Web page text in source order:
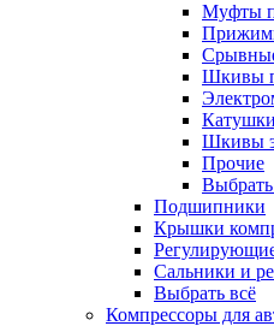
Муфты
Шкивы
Катушки
Шкивы
Прочие
Выбрать
Подшипники
Крышки
Сальники и
Выбрать всё
Компрессоры для